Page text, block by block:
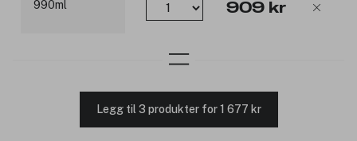
909 kr
Legg til 3 produkter for 1 677 kr